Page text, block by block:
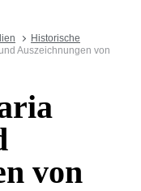
Historische
Auszeichnungen von
von